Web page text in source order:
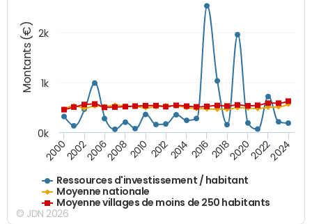
Montants (€)
Ressources d'investissement / habitant
Moyenne nationale
Moyenne villages de moins de 250 habitants
20002002200620082010 2012201420162018202020222024
0k
1k
2k
© JDN 2026